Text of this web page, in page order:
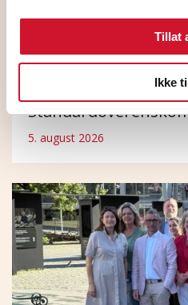
Tillat
Ikke
HKs medlemmer på
5. august 2026